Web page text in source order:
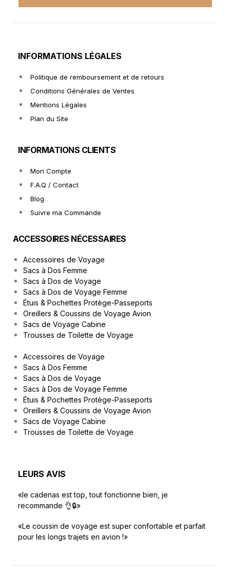
INFORMATIONS LÉGALES
Politique de remboursement et de retours
Conditions Générales de Ventes
Mentions Légales
Plan du Site
INFORMATIONS CLIENTS
Mon Compte
F.A.Q / Contact
Blog
Suivre ma Commande
ACCESSOIRES NÉCESSAIRES
Accessoires de Voyage
Sacs à Dos Femme
Sacs à Dos de Voyage
Sacs à Dos de Voyage Femme
Étuis & Pochettes Protège-Passeports
Oreillers & Coussins de Voyage Avion
Sacs de Voyage Cabine
Trousses de Toilette de Voyage
Accessoires de Voyage
Sacs à Dos Femme
Sacs à Dos de Voyage
Sacs à Dos de Voyage Femme
Étuis & Pochettes Protège-Passeports
Oreillers & Coussins de Voyage Avion
Sacs de Voyage Cabine
Trousses de Toilette de Voyage
LEURS AVIS
«le cadenas est top, tout fonctionne bien, je
recommande 👌🔒»
«Le coussin de voyage est super confortable et parfait
pour les longs trajets en avion !»